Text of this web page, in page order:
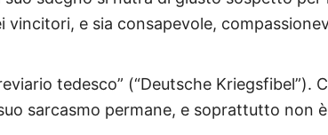
e sia consapevole,
tedesco” (“Deutsche Kriegsfibel”).
sarcasmo permane, e soprattutto non